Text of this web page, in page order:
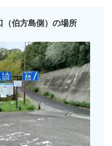
（伯方島側）の場所